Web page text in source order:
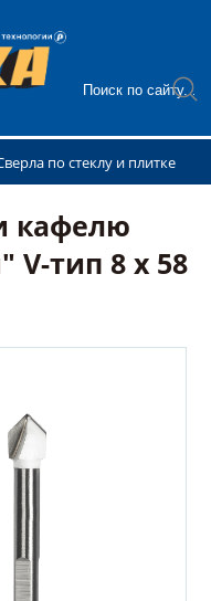
по стеклу и плитке
кафелю
тип 8 х 58